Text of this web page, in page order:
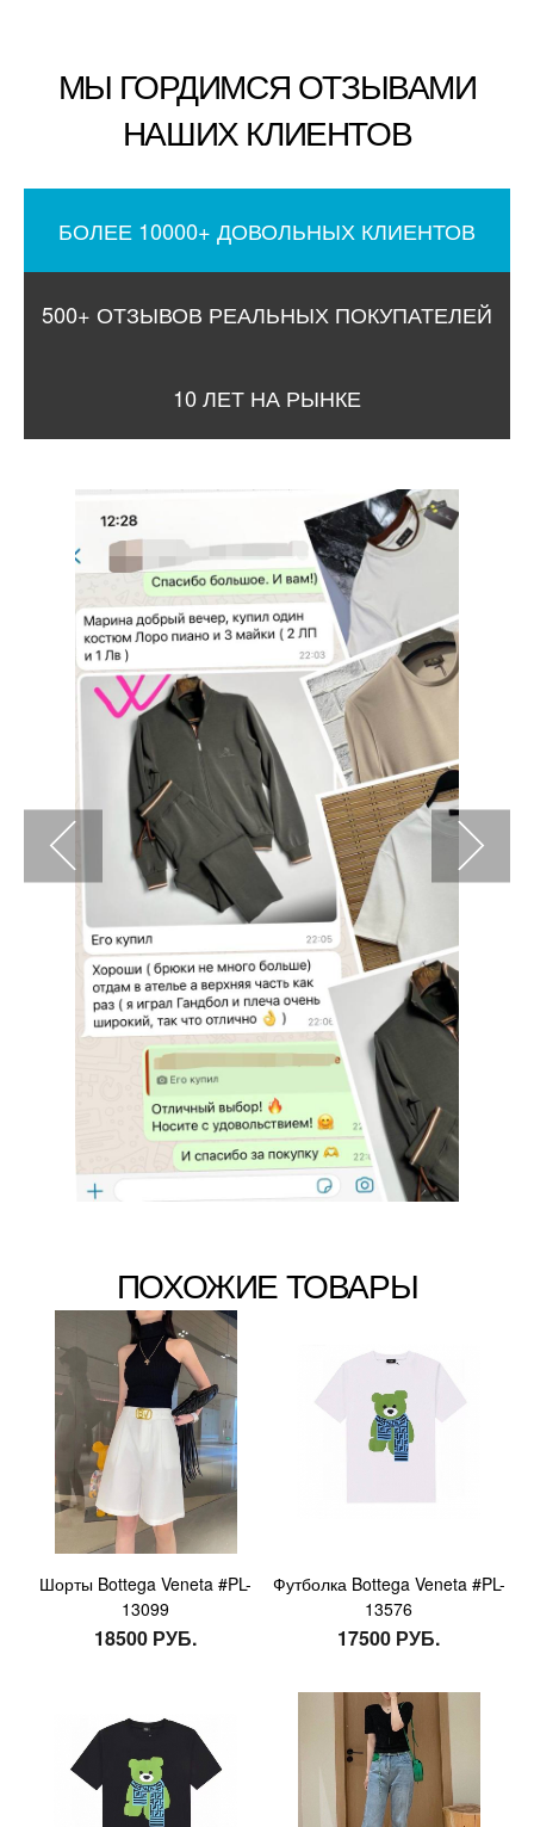
МЫ ГОРДИМСЯ ОТЗЫВАМИ
НАШИХ КЛИЕНТОВ
БОЛЕЕ 10000+ ДОВОЛЬНЫХ КЛИЕНТОВ
500+ ОТЗЫВОВ РЕАЛЬНЫХ ПОКУПАТЕЛЕЙ
10 ЛЕТ НА РЫНКЕ
ПОХОЖИЕ ТОВАРЫ
Шорты Bottega Veneta #PL-
13099
18500 РУБ.
Футболка Bottega Veneta #PL-
13576
17500 РУБ.